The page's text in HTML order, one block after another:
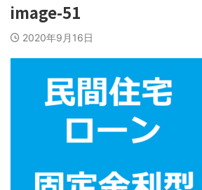
image-51
2020年9月16日